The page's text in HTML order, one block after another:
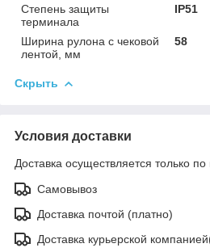
Степень защиты
терминала
IP51
Ширина рулона с чековой
лентой, мм
58
Скрыть
Условия доставки
Доставка осуществляется только по
Самовывоз
Доставка почтой (платно)
Доставка курьерской